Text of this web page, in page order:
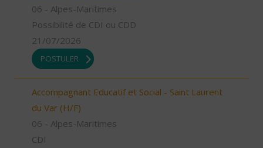
06 - Alpes-Maritimes
Possibilité de CDI ou CDD
21/07/2026
POSTULER
Accompagnant Educatif et Social - Saint Laurent
du Var (H/F)
06 - Alpes-Maritimes
CDI